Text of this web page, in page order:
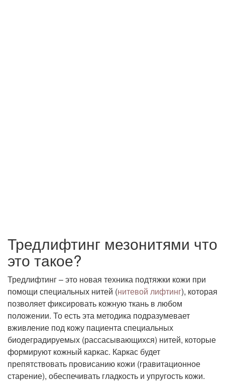
Тредлифтинг мезонитями что
это такое?
Тредлифтинг – это новая техника подтяжки кожи при
помощи специальных нитей (нитевой лифтинг), которая
позволяет фиксировать кожную ткань в любом
положении. То есть эта методика подразумевает
вживление под кожу пациента специальных
биодеградируемых (рассасывающихся) нитей, которые
формируют кожный каркас. Каркас будет
препятствовать провисанию кожи (гравитационное
старение), обеспечивать гладкость и упругость кожи.